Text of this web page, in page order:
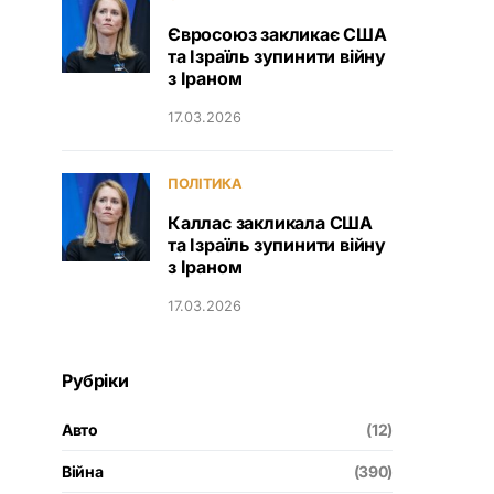
Євросоюз закликає США
та Ізраїль зупинити війну
з Іраном
17.03.2026
ПОЛІТИКА
Каллас закликала США
та Ізраїль зупинити війну
з Іраном
17.03.2026
Рубріки
Авто (12)
Війна (390)